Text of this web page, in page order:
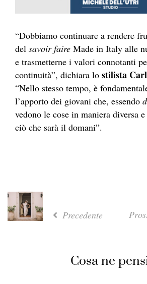
“Dobbiamo continuare a rendere
del savoir faire Made in Italy alle
e trasmetterne i valori connotanti
continuità”, dichiara lo stilista
“Nello stesso tempo, è
l’apporto dei giovani che, essendo
vedono le cose in maniera diversa
ciò che sarà il domani”.
Precedente
Cosa ne